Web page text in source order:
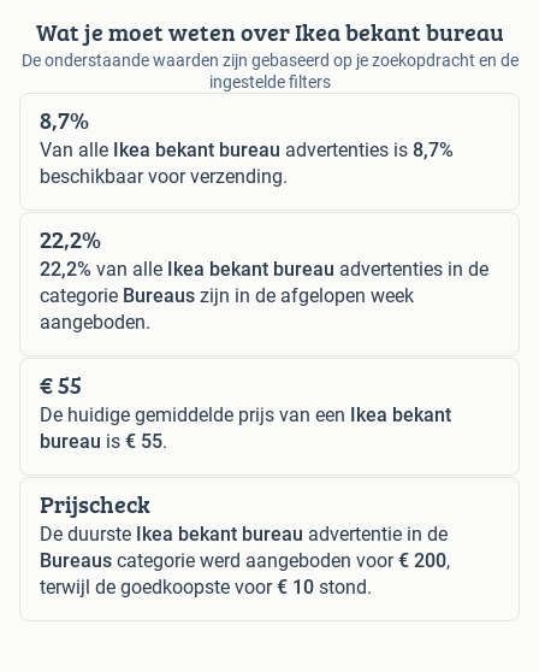
Wat je moet weten over Ikea bekant bureau
De onderstaande waarden zijn gebaseerd op je zoekopdracht en de
ingestelde filters
8,7%
Van alle Ikea bekant bureau advertenties is 8,7%
beschikbaar voor verzending.
22,2%
22,2% van alle Ikea bekant bureau advertenties in de
categorie Bureaus zijn in de afgelopen week
aangeboden.
€ 55
De huidige gemiddelde prijs van een Ikea bekant
bureau is € 55.
Prijscheck
De duurste Ikea bekant bureau advertentie in de
Bureaus categorie werd aangeboden voor€ 200,
terwijl de goedkoopste voor€ 10 stond.